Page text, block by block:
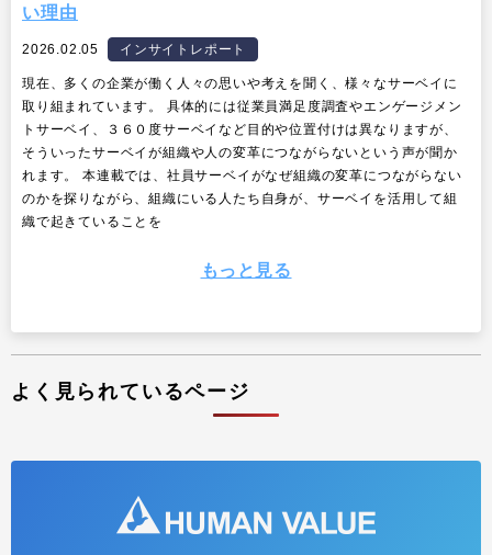
い理由
2026.02.05 インサイトレポート
現在、多くの企業が働く人々の思いや考えを聞く、様々なサーベイに
取り組まれています。 具体的には従業員満足度調査やエンゲージメン
トサーベイ、３６０度サーベイなど目的や位置付けは異なりますが、
そういったサーベイが組織や人の変革につながらないという声が聞か
れます。 本連載では、社員サーベイがなぜ組織の変革につながらない
のかを探りながら、組織にいる人たち自身が、サーベイを活用して組
織で起きていることを
もっと見る
よく見られているページ